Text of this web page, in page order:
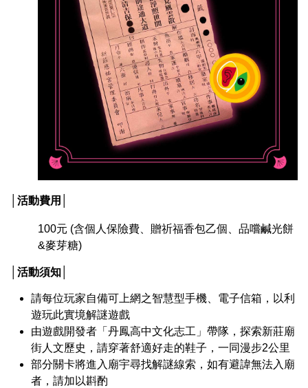
│活動費用│
100元 (含個人保險費、贈祈福香包乙個、品嚐鹹光餅
&麥芽糖)
│活動須知│
請每位玩家自備可上網之智慧型手機、電子信箱，以利
遊玩此實境解謎遊戲
由遊戲開發者「丹鳳高中文化志工」帶隊，探索新莊廟
街人文歷史，請穿著舒適好走的鞋子，一同漫步2公里
部分關卡將進入廟宇尋找解謎線索，如有避諱無法入廟
者，請加以斟酌